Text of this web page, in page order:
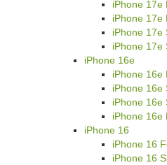
iPhone 17e
iPhone 17e
iPhone 17e
iPhone 17e
iPhone 16e
iPhone 16e
iPhone 16e
iPhone 16e
iPhone 16e
iPhone 16
iPhone 16
iPhone 16